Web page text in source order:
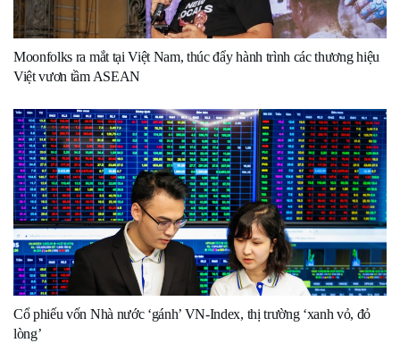
Moonfolks ra mắt tại Việt Nam, thúc đẩy hành trình các thương hiệu
Việt vươn tầm ASEAN
Cổ phiếu vốn Nhà nước ‘gánh’ VN-Index, thị trường ‘xanh vỏ, đỏ
lòng’